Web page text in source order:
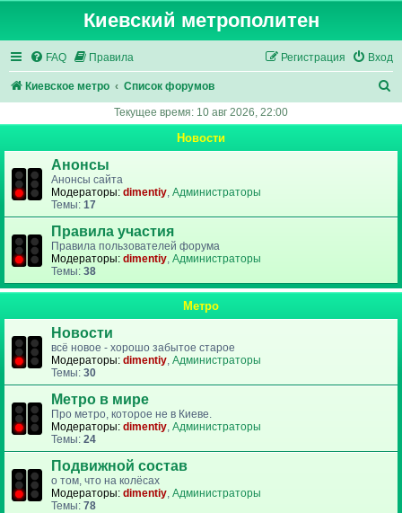
Киевский метрополитен
FAQ Правила Вход
Регистрация
Киевское метро Список форумов
Текущее время: 10 авг 2026, 22:00
Новости
Анонсы
Анонсы сайта
Модераторы: dimentiy, Администраторы
Темы: 17
Правила участия
Правила пользователей форума
Модераторы: dimentiy, Администраторы
Темы: 38
Метро
Новости
всё новое - хорошо забытое старое
Модераторы: dimentiy, Администраторы
Темы: 30
Метро в мире
Про метро, которое не в Киеве.
Модераторы: dimentiy, Администраторы
Темы: 24
Подвижной состав
о том, что на колёсах
Модераторы: dimentiy, Администраторы
Темы: 78